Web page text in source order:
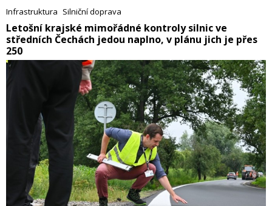
plánovaných 1,25 mld. Kč na 2,5 mld. Kč.
Infrastruktura Silniční doprava
​Letošní krajské mimořádné kontroly silnic ve
středních Čechách jedou naplno, v plánu jich je přes
250